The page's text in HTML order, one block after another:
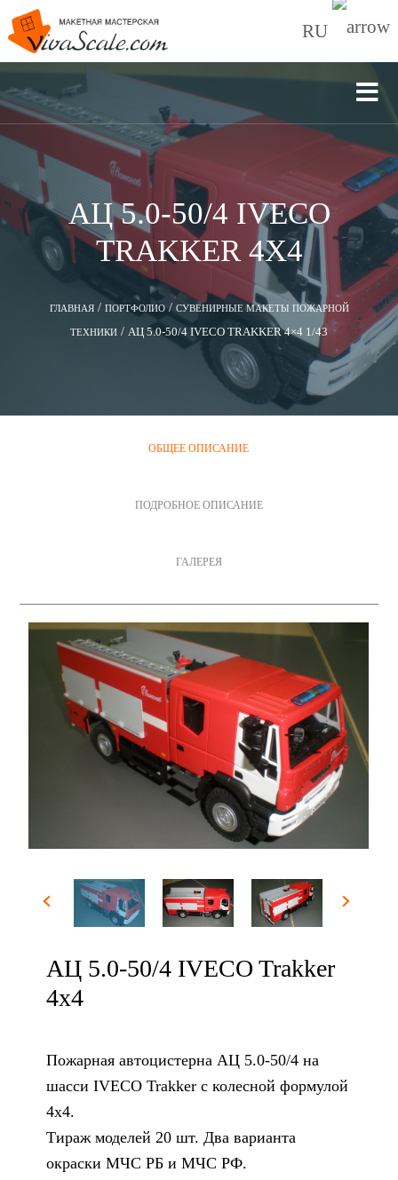
RU
АЦ 5.0-50/4 IVECO
TRAKKER 4X4
ГЛАВНАЯ/ ПОРТФОЛИО/ СУВЕНИРНЫЕ МАКЕТЫ ПОЖАРНОЙ
ТЕХНИКИ / АЦ 5.0-50/4 IVECO TRAKKER 4×4 1/43
ОБЩЕЕ ОПИСАНИЕ
ПОДРОБНОЕ ОПИСАНИЕ
ГАЛЕРЕЯ
АЦ 5.0-50/4 IVECO Trakker
4x4
Пожарная автоцистерна АЦ 5.0-50/4 на
шасси IVECO Trakker с колесной формулой
4x4.
Тираж моделей 20 шт. Два варианта
окраски МЧС РБ и МЧС РФ.